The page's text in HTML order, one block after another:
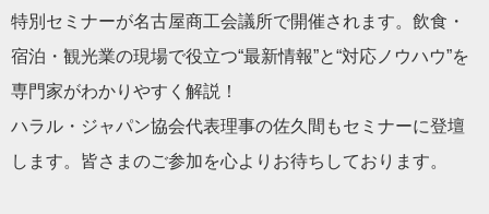
特別セミナーが名古屋商工会議所で開催されます。飲食・
宿泊・観光業の現場で役立つ“最新情報”と“対応ノウハウ”を
専門家がわかりやすく解説！
ハラル・ジャパン協会代表理事の佐久間もセミナーに登壇
します。皆さまのご参加を心よりお待ちしております。